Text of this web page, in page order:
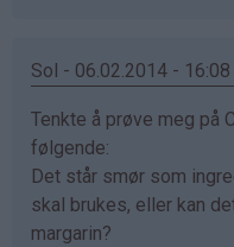
Sol - 06.02.2014 - 16:08
Tenkte å prøve meg på
følgende:
Det står smør som
skal brukes, eller kan
margarin?